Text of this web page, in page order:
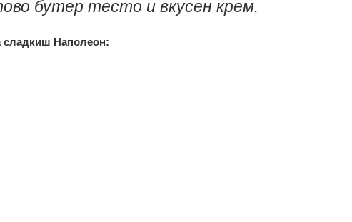
бутер тесто и вкусен крем.
сладкиш Наполеон: